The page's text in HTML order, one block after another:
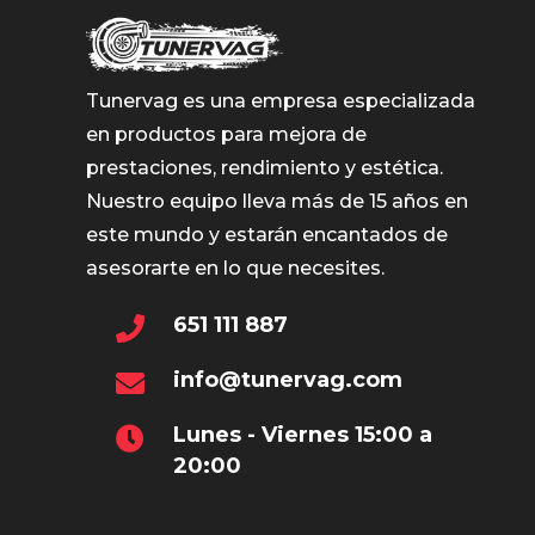
de
producto
Tunervag es una empresa especializada
en productos para mejora de
prestaciones, rendimiento y estética.
Nuestro equipo lleva más de 15 años en
este mundo y estarán encantados de
asesorarte en lo que necesites.
651 111 887
info@tunervag.com
Lunes - Viernes 15:00 a
20:00